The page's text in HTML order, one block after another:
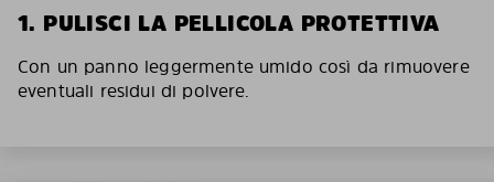
1. PULISCI LA PELLICOLA PROTETTIVA
Con un panno leggermente umido così da rimuovere
eventuali residui di polvere.